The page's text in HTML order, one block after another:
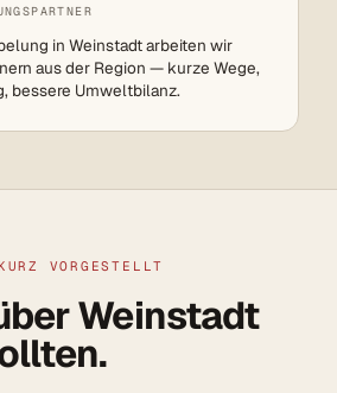
in Weinstadt arbeiten wir
aus der Region — kurze Wege,
bessere Umweltbilanz.
VORGESTELLT
Weinstadt